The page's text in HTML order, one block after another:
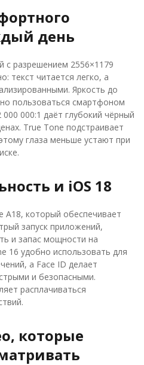
день
с разрешением 2556×1179
текст читается легко, а
Яркость до
пользоваться смартфоном
000:1 даёт глубокий чёрный
True Tone подстраивает
глаза меньше устают при
и iOS 18
который обеспечивает
запуск приложений,
и запас мощности на
16 удобно использовать для
а Face ID делает
и безопасными.
расплачиваться
которые